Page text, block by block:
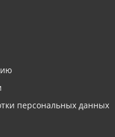
персональных данных